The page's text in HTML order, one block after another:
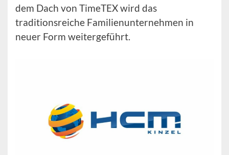
dem Dach von TimeTEX wird das
traditionsreiche Familienunternehmen in
neuer Form weitergeführt.